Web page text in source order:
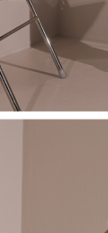
pengesahan semula
Untuk terma
https://oppay.tw/userRule
style">https://oppay.tw/
【Panduan
1. Perkhidmatan ini
mudah alih boleh
(Hanya untuk nombor
transaksi Gogo,
ansuran yang diingini,
mengesahkan
3. Jumlah kelulusan
adalah berdasarkan
4. Dalam masa 30
Jumlah yang diperakui
kelulusan boleh
pembayaran dalam
20% setahun akan
mendapatkan
untuk menggunakan
mempunyai sebarang
penggunaan pada data